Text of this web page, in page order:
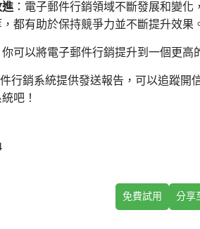
進 ：電子郵件行銷領域不斷發展和變
都有助於保持競爭力並不斷提升效果
可以將電子郵件行銷提升到一個更高
行銷系統提供發送報告，可以追蹤開
吧！
免費試用 分享